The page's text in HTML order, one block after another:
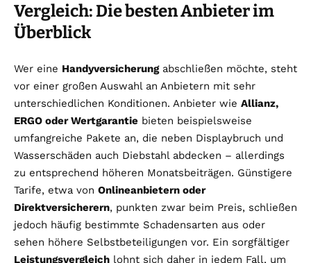
Vergleich: Die besten Anbieter im
Überblick
Wer eine Handyversicherungabschließen möchte, steht
vor einer großen Auswahl an Anbietern mit sehr
unterschiedlichen Konditionen. Anbieter wie Allianz,
ERGO oder Wertgarantie bieten beispielsweise
umfangreiche Pakete an, die neben Displaybruch und
Wasserschäden auch Diebstahl abdecken – allerdings
zu entsprechend höheren Monatsbeiträgen. Günstigere
Tarife, etwa von Onlineanbietern oder
Direktversicherern, punkten zwar beim Preis, schließen
jedoch häufig bestimmte Schadensarten aus oder
sehen höhere Selbstbeteiligungen vor. Ein sorgfältiger
Leistungsvergleich lohnt sich daher in jedem Fall, um